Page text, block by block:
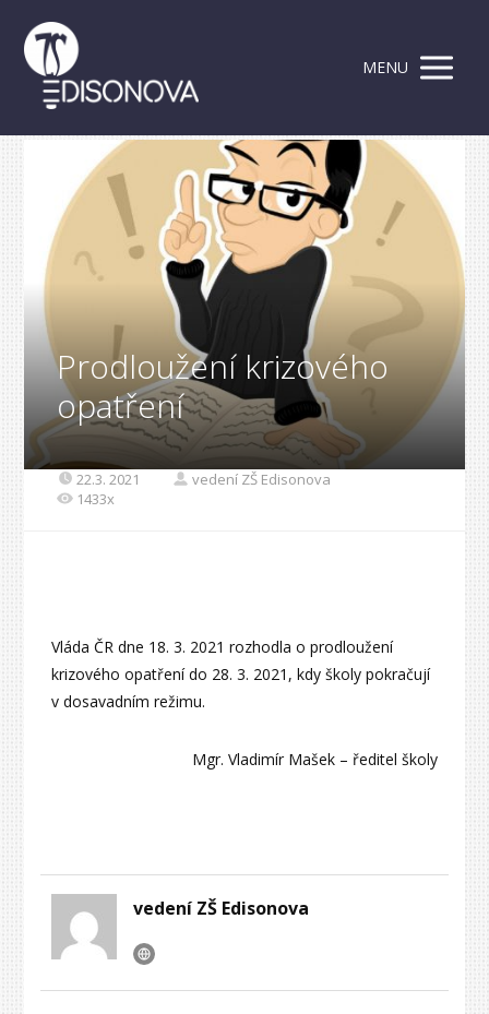
MENU
Prodloužení krizového
opatření
22.3. 2021
vedení ZŠ Edisonova
1433x
Vláda ČR dne 18. 3. 2021 rozhodla o prodloužení
krizového opatření do 28. 3. 2021, kdy školy pokračují
v dosavadním režimu.
Mgr. Vladimír Mašek – ředitel školy
vedení ZŠ Edisonova